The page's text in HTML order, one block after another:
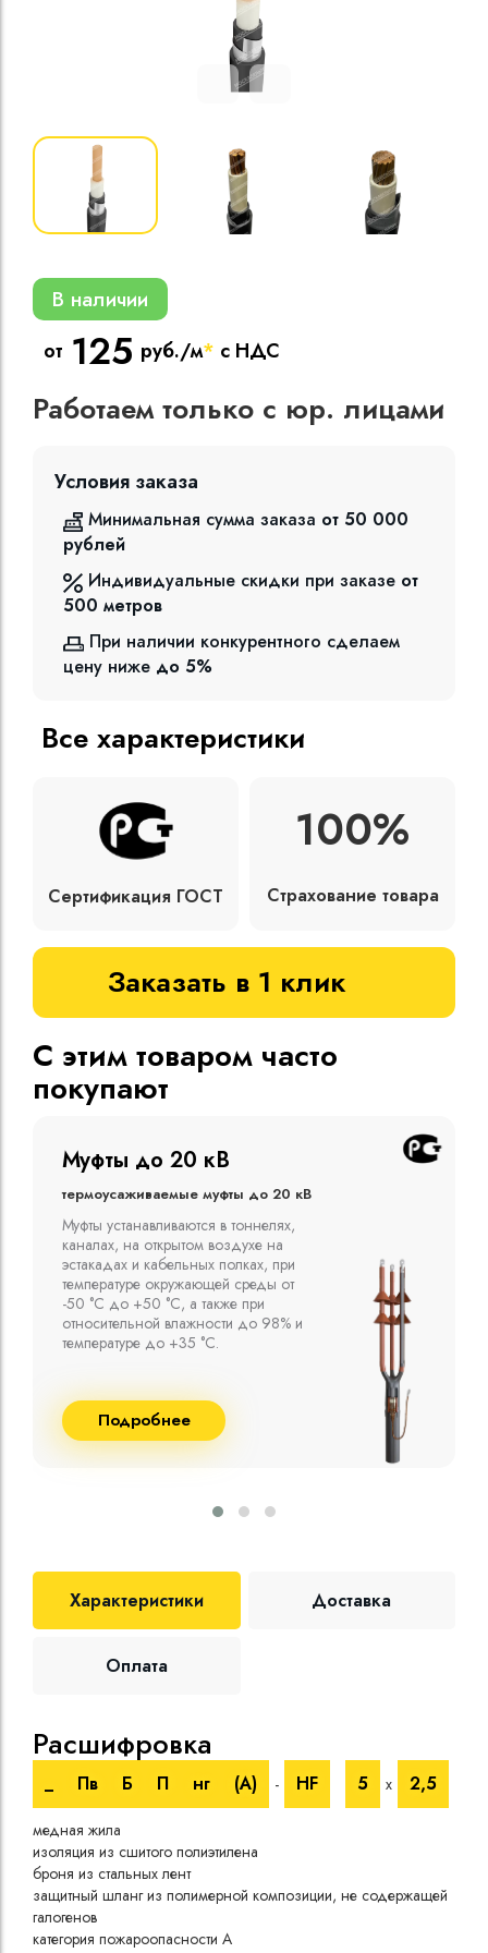
Кабели
изоляцией
В наличии
от 125 руб./м* с НДС
Работаем только с юр. лицами
Условия заказа
Минимальная сумма заказа от 50 000
рублей
Индивидуальные скидки при заказе от
500 метров
При наличии конкурентного сделаем
цену ниже до 5%
Все характеристики
Сертификация ГОСТ
100%
Страхование товара
Заказать в 1 клик
С этим товаром часто
покупают
Муфты до 10 кВ
Термоусаживаемые муфты до 10 кВ
Компания ООО "Москабельторг"
предлагает, как соединительные
термоусаживаемые муфты на кабель
напряжением до 10 кВ с изоляцией
из маслопропитанной бумаги и
сшитого полиэтилена собственного
производства
Подробнее
Характеристики Доставка
Оплата
Расшифровка
Пв Б П нг (A) - HF 5 х 2,5
медная жила
изоляция из сшитого полиэтилена
броня из стальных лент
защитный шланг из полимерной композиции, не содержащей
галогенов
категория пожароопасности A